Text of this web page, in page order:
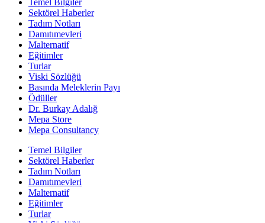
Sektörel Haberler
Tadım Notları
Damıtımevleri
Malternatif
Eğitimler
Turlar
Viski Sözlüğü
Basında Meleklerin Payı
Ödüller
Dr. Burkay Adalığ
Mepa Store
Mepa Consultancy
Temel Bilgiler
Sektörel Haberler
Tadım Notları
Damıtımevleri
Malternatif
Eğitimler
Turlar